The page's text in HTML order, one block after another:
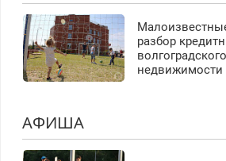
разбор
недвижимости
АФИША